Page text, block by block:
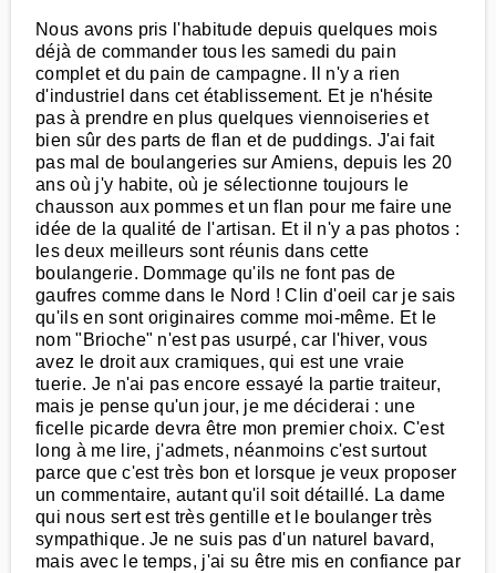
Nous avons pris l'habitude depuis quelques mois
déjà de commander tous les samedi du pain
complet et du pain de campagne. Il n'y a rien
d'industriel dans cet établissement. Et je n'hésite
pas à prendre en plus quelques viennoiseries et
bien sûr des parts de flan et de puddings. J'ai fait
pas mal de boulangeries sur Amiens, depuis les 20
ans où j'y habite, où je sélectionne toujours le
chausson aux pommes et un flan pour me faire une
idée de la qualité de l'artisan. Et il n'y a pas photos :
les deux meilleurs sont réunis dans cette
boulangerie. Dommage qu'ils ne font pas de
gaufres comme dans le Nord ! Clin d'oeil car je sais
qu'ils en sont originaires comme moi-même. Et le
nom "Brioche" n'est pas usurpé, car l'hiver, vous
avez le droit aux cramiques, qui est une vraie
tuerie. Je n'ai pas encore essayé la partie traiteur,
mais je pense qu'un jour, je me déciderai : une
ficelle picarde devra être mon premier choix. C'est
long à me lire, j'admets, néanmoins c'est surtout
parce que c'est très bon et lorsque je veux proposer
un commentaire, autant qu'il soit détaillé. La dame
qui nous sert est très gentille et le boulanger très
sympathique. Je ne suis pas d'un naturel bavard,
mais avec le temps, j'ai su être mis en confiance par